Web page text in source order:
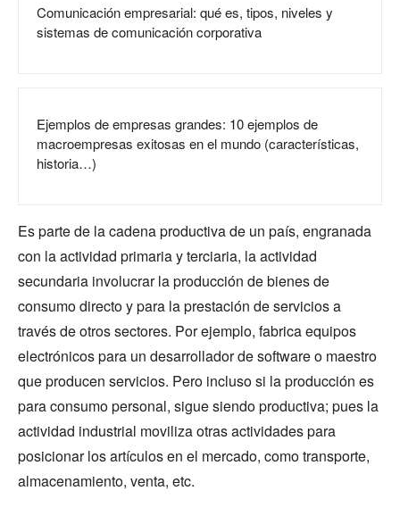
Comunicación empresarial: qué es, tipos, niveles y
sistemas de comunicación corporativa
Ejemplos de empresas grandes: 10 ejemplos de
macroempresas exitosas en el mundo (características,
historia…)
Es parte de la cadena productiva de un país, engranada
con la actividad primaria y terciaria, la actividad
secundaria involucrar la producción de bienes de
consumo directo y para la prestación de servicios a
través de otros sectores. Por ejemplo, fabrica equipos
electrónicos para un desarrollador de software o maestro
que producen servicios. Pero incluso si la producción es
para consumo personal, sigue siendo productiva; pues la
actividad industrial moviliza otras actividades para
posicionar los artículos en el mercado, como transporte,
almacenamiento, venta, etc.